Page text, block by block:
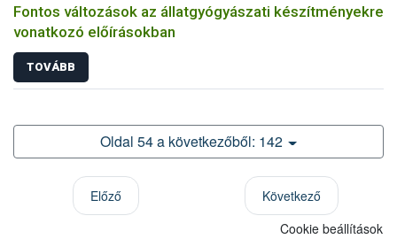
Fontos változások az állatgyógyászati készítményekre
vonatkozó előírásokban
TOVÁBB
Oldal 54 a következőből: 142
Előző
Következő
Cookie beállítások